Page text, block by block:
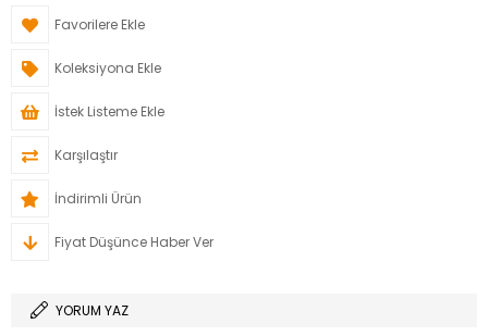
Favorilere Ekle
Koleksiyona Ekle
İstek Listeme Ekle
Karşılaştır
İndirimli Ürün
Fiyat Düşünce Haber Ver
YORUM YAZ